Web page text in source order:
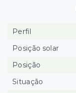
Perfil
Posição solar
Posição
Situação